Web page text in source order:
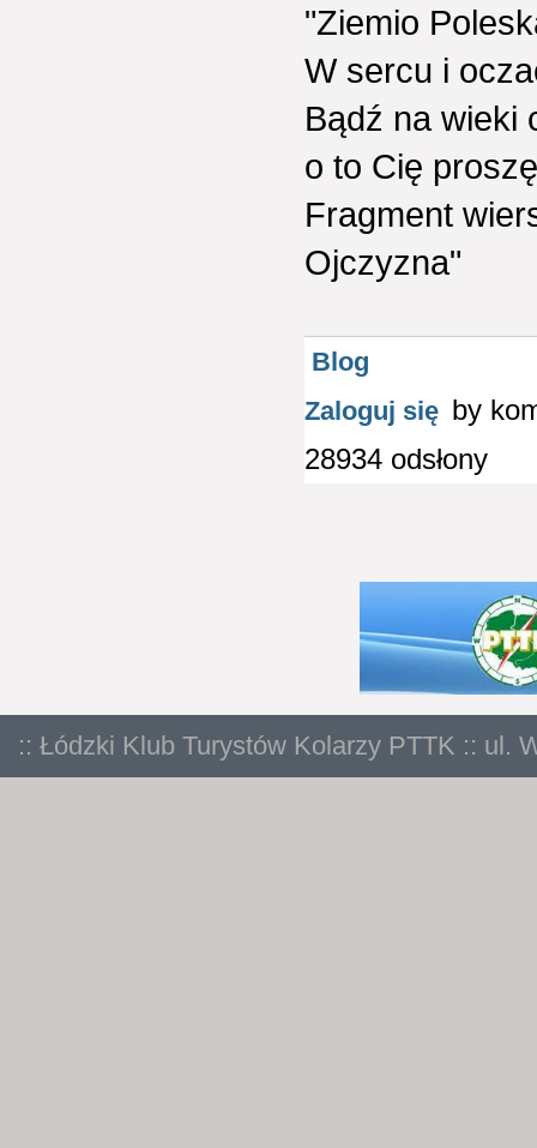
"Ziemio
W sercu i
Bądź na wieki
o to Cię
Fragment
Ojczyzna"
Blog
Zaloguj się by
28934 odsłony
:: Łódzki Klub Turystów Kolarzy PTTK :: ul.